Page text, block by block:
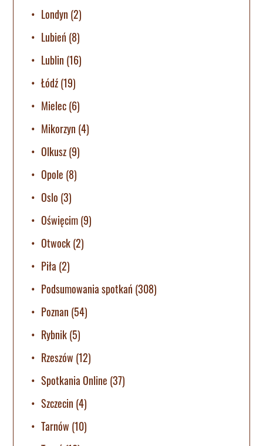
Londyn (2)
Lubień (8)
Lublin (16)
Łódź(19)
Mielec(6)
Mikorzyn (4)
Olkusz(9)
Opole (8)
Oslo (3)
Oświęcim(9)
Otwock(2)
Piła (2)
Podsumowania spotkań (308)
Poznan (54)
Rybnik(5)
Rzeszów (12)
Spotkania Online (37)
Szczecin (4)
Tarnów (10)